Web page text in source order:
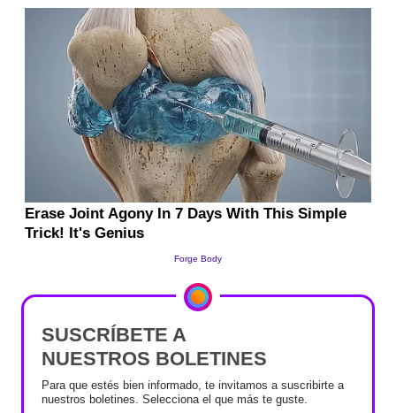
SUSCRÍBETE A
NUESTROS BOLETINES
Para que estés bien informado, te invitamos a suscribirte a
nuestros boletines. Selecciona el que más te guste.